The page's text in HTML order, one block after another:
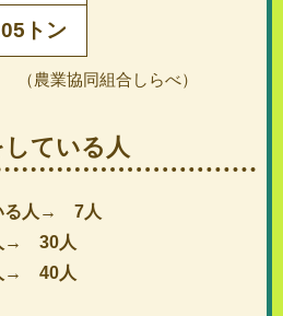
トン
合しらべ）
ている人
る人→ 7人
→ 30人
→ 40人